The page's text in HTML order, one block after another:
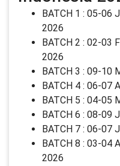
BATCH 1 : 05-06
2026
BATCH 2 : 02-03
2026
BATCH 3 : 09-10
BATCH 4 : 06-07
BATCH 5 : 04-05
BATCH 6 : 08-09
BATCH 7 : 06-07
BATCH 8 : 03-04
2026